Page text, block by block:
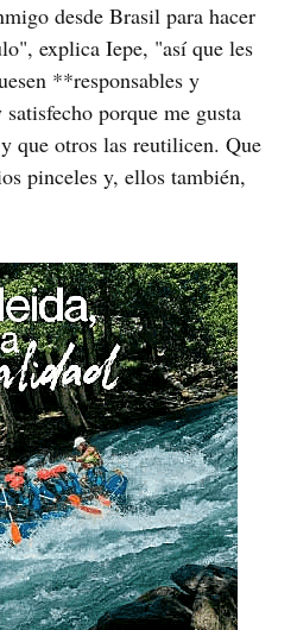
desde Brasil para hacer
explica Iepe, "así que les
**responsables y
porque me gusta
que otros las reutilicen. Que
pinceles y, ellos también,